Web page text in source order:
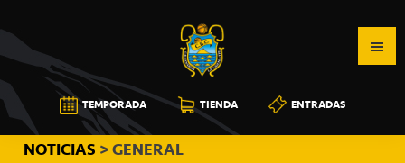
a
la
navegación
principal
al
contenido
principal
a
la
barra
lateral
principal
CB
CANARIAS
TEMPORADA TIENDA ENTRADAS
NOTICIAS > GENERAL